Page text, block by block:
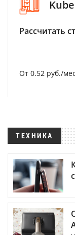
Рассчитать
От 0.52 руб./
ТЕХНИКА